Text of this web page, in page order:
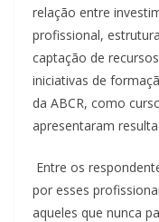
relação entre
profissional,
captação de
iniciativas de
da ABCR, como
apresentaram
Entre os
por esses
aqueles que nunca